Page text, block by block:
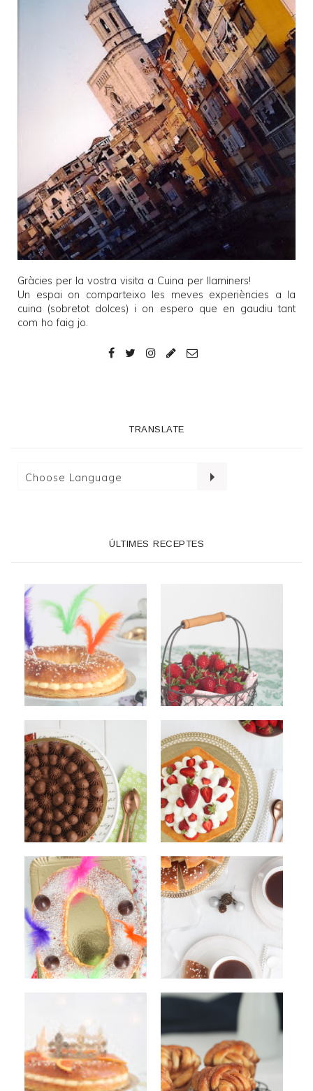
Gràcies per la vostra visita a Cuina per llaminers!
Un espai on comparteixo les meves experiències a la
cuina (sobretot dolces) i on espero que en gaudiu tant
com ho faig jo.
TRANSLATE
ÚLTIMES RECEPTES